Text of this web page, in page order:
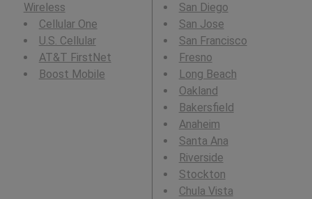
Wireless
Cellular One
U.S. Cellular
AT&T FirstNet
Boost Mobile
San Diego
San Jose
San Francisco
Fresno
Long Beach
Oakland
Bakersfield
Anaheim
Santa Ana
Riverside
Stockton
Chula Vista